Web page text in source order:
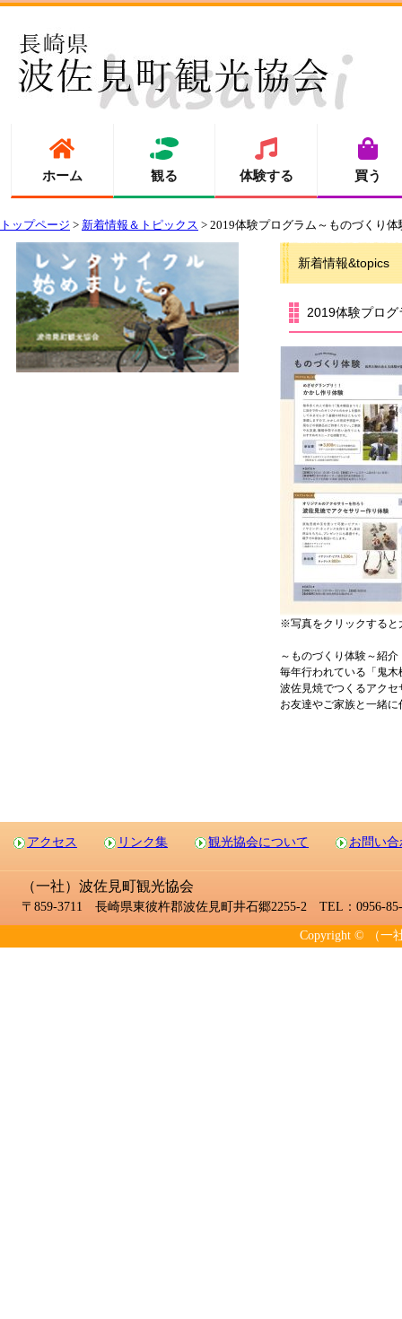
ホーム 観る 体験する 買う
トップページ > 新着情報＆トピックス > 2019体験プログラム～ものづくり体
新着情報&topics
2019体験プロ
※写真をクリックすると
～ものづくり体験～紹介
毎年行われている「鬼
波佐見焼でつくるアク
お友達やご家族と一緒
アクセス リンク集 観光協会について お問い
（一社）波佐見町観光協会
〒859-3711 長崎県東彼杵郡波佐見町井石郷2255-2 TEL：0956-
Copyright © （一